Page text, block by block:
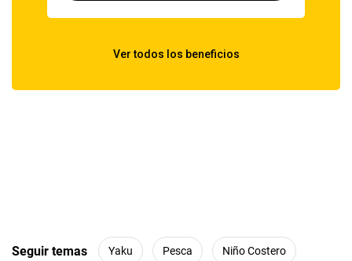
Seguir temas Yaku Pesca Niño Costero